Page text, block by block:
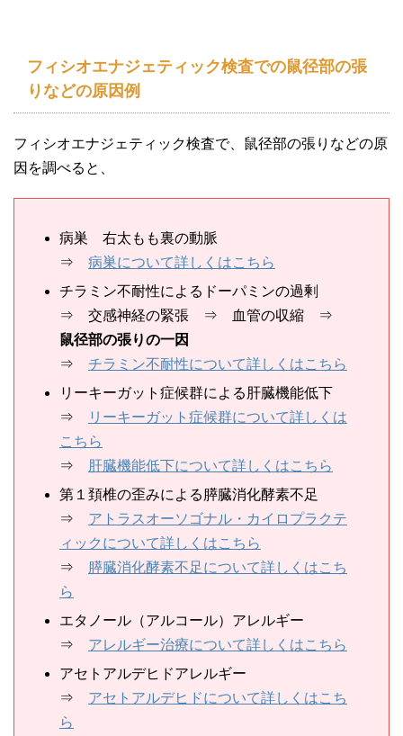
フィシオエナジェティック検査での鼠径部の張
りなどの原因例
フィシオエナジェティック検査で、鼠径部の張りなどの原
因を調べると、
病巣 右太もも裏の動脈
⇒ 病巣について詳しくはこちら
チラミン不耐性によるドーパミンの過剰
⇒ 交感神経の緊張 ⇒ 血管の収縮 ⇒
鼠径部の張りの一因
⇒ チラミン不耐性について詳しくはこちら
リーキーガット症候群による肝臓機能低下
⇒
リーキーガット症候群について詳しくは
こちら
⇒
肝臓機能低下について詳しくはこちら
第１頚椎の歪みによる膵臓消化酵素不足
⇒ アトラスオーソゴナル・カイロプラクテ
ィックについて詳しくはこちら
⇒
膵臓消化酵素不足について詳しくはこち
ら
エタノール（アルコール）アレルギー
⇒ アレルギー治療について詳しくはこちら
アセトアルデヒドアレルギー
⇒ アセトアルデヒドについて詳しくはこち
ら